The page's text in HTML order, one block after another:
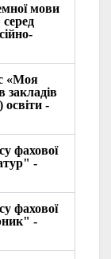
мови
«Моя
закладів
освіти -
фахової
-
фахової
-